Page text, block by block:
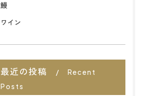
鰻
ワイン
最近の投稿
Recent
Posts